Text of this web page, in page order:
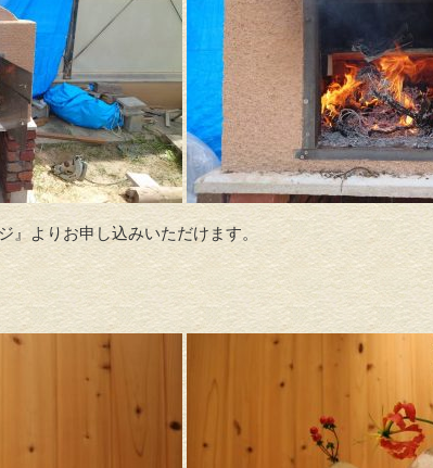
』よりお申し込みいただけます。